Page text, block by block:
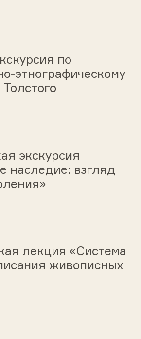
по
этнографическому
экскурсия
наследие: взгляд
лекция «Система
живописных